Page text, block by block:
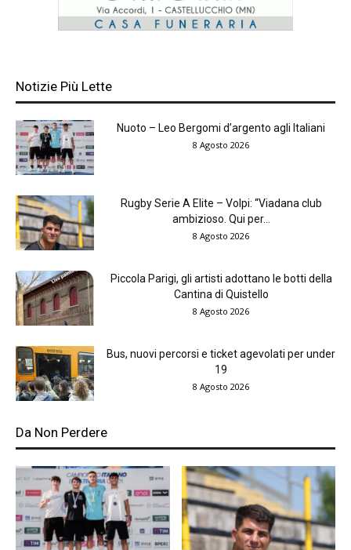
Notizie Più Lette
Nuoto – Leo Bergomi d’argento agli Italiani
8 Agosto 2026
Rugby Serie A Elite – Volpi: “Viadana club
ambizioso. Qui per...
8 Agosto 2026
Piccola Parigi, gli artisti adottano le botti della
Cantina di Quistello
8 Agosto 2026
Bus, nuovi percorsi e ticket agevolati per under
19
8 Agosto 2026
Da Non Perdere